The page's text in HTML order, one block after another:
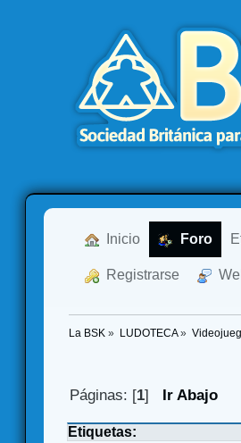
Inicio Foro
Registrarse
La BSK » LUDOTECA»
Páginas: [1] Ir Abajo
Etiquetas: